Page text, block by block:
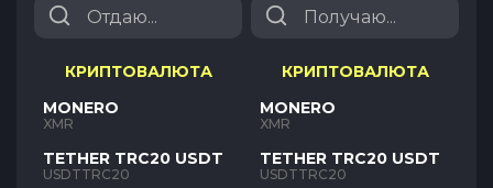
КРИПТОВАЛЮТА
MONERO
XMR
TETHER TRC20 USDT
USDTTRC20
КРИПТОВАЛЮТА
MONERO
XMR
TETHER TRC20 USDT
USDTTRC20